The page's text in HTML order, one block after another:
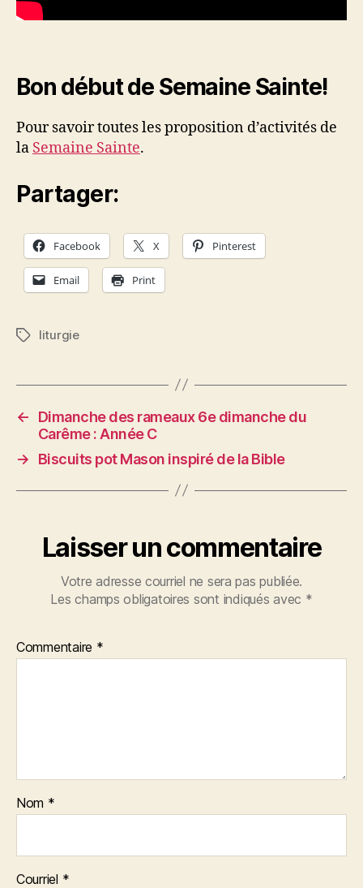
Bon début de Semaine Sainte!
Pour savoir toutes les proposition d’activités de
la Semaine Sainte.
Partager:
Facebook X Pinterest
Email Print
Étiquettes
liturgie
←
Dimanche des rameaux 6e dimanche du
Carême : Année C
→
Biscuits pot Mason inspiré de la Bible
Laisser un commentaire
Votre adresse courriel ne sera pas publiée.
Les champs obligatoires sont indiqués avec *
Commentaire *
Nom *
Courriel *